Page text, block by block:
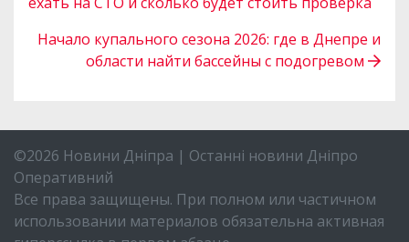
Начало купального сезона 2026: где в Днепре и
области найти бассейны с подогревом
©2026 Новини Дніпра | Останні новини Дніпро
Оперативний
Все права защищены. При полном или частичном
использовании материалов обязательна активная